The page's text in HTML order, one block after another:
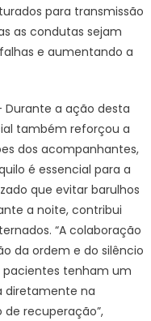
para transmissão
as condutas sejam
e aumentando a
Durante a ação desta
também reforçou a
dos acompanhantes,
é essencial para a
que evitar barulhos
a noite, contribui
“A colaboração
da ordem e do silêncio
tenham um
diretamente na
recuperação”,